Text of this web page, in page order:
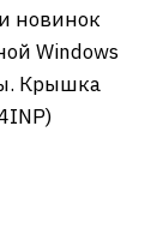
новинок
Windows
Крышка